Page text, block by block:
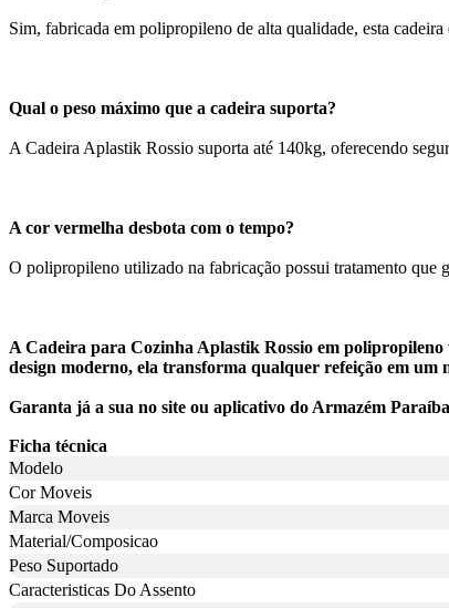
Sim, fabricada em polipropileno de alta qualidade, esta
Qual o peso máximo que a cadeira suporta?
A Cadeira Aplastik Rossio suporta até 140kg, oferecendo
A cor vermelha desbota com o tempo?
O polipropileno utilizado na fabricação possui tratamento que
A Cadeira para Cozinha Aplastik Rossio em
design moderno, ela transforma qualquer refeição em um
Garanta já a sua no site ou aplicativo do Armazém
Ficha técnica
Modelo
Cor Moveis
Marca Moveis
Material/Composicao
Peso Suportado
Caracteristicas Do Assento